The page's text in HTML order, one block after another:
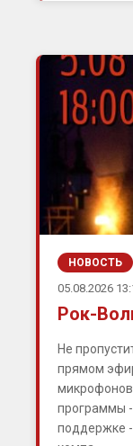
НОВОСТЬ
05.08.2026
Рок-
Не
прямом
микрофонов
программы
поддержке